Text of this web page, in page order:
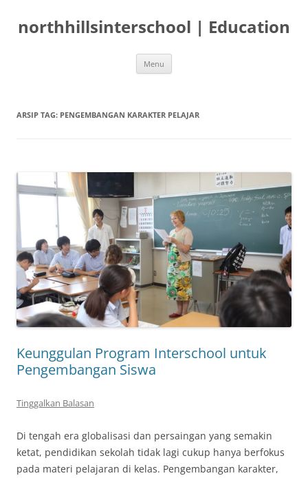
isi
northhillsinterschool | Education
Menu
ARSIP TAG: PENGEMBANGAN KARAKTER PELAJAR
Keunggulan Program Interschool untuk
Pengembangan Siswa
Tinggalkan Balasan
Di tengah era globalisasi dan persaingan yang semakin
ketat, pendidikan sekolah tidak lagi cukup hanya berfokus
pada materi pelajaran di kelas. Pengembangan karakter,